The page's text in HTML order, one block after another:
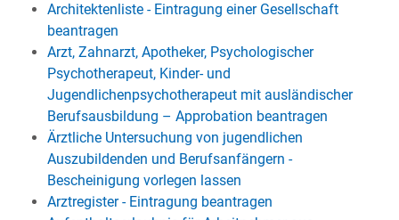
Architektenliste - Eintragung einer Gesellschaft
beantragen
Arzt, Zahnarzt, Apotheker, Psychologischer
Psychotherapeut, Kinder- und
Jugendlichenpsychotherapeut mit ausländischer
Berufsausbildung – Approbation beantragen
Ärztliche Untersuchung von jugendlichen
Auszubildenden und Berufsanfängern -
Bescheinigung vorlegen lassen
Arztregister - Eintragung beantragen